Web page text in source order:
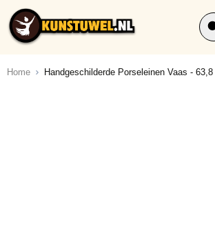
Ga naar de inhoud
Home Handgeschilderde Porseleinen Vaas -